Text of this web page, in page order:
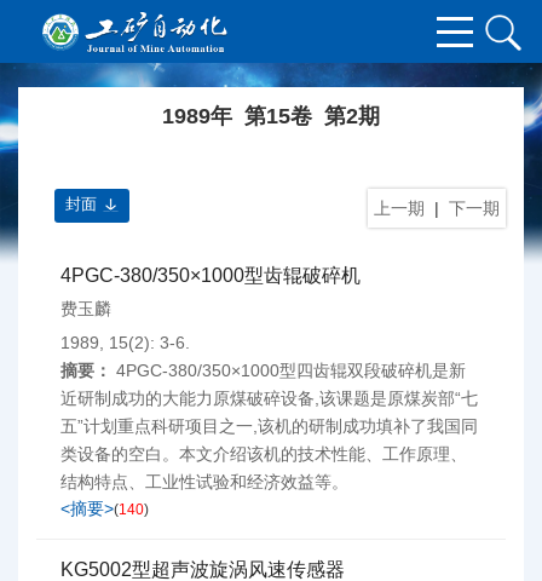
1989年 第15卷 第2期
上一期 | 下一期
封面
4PGC-380/350×1000型齿辊破碎机
费玉麟
1989, 15(2): 3-6.
摘要： 4PGC-380/350×1000型四齿辊双段破碎机是新
近研制成功的大能力原煤破碎设备,该课题是原煤炭部“七
五”计划重点科研项目之一,该机的研制成功填补了我国同
类设备的空白。本文介绍该机的技术性能、工作原理、
结构特点、工业性试验和经济效益等。
<摘要>(140)
KG5002型超声波旋涡风速传感器